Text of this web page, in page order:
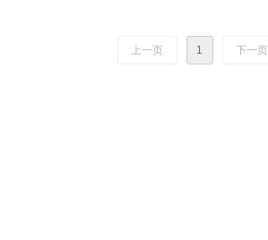
上一页 1 下一页